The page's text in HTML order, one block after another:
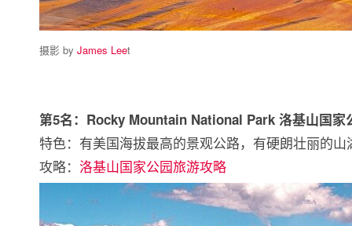
摄影 by James Leet
第5名：Rocky Mountain National Park 洛基山国家
特色：有美国海拔最高的景观公路，有硬朗壮丽的山
攻略： 洛基山国家公园旅游攻略